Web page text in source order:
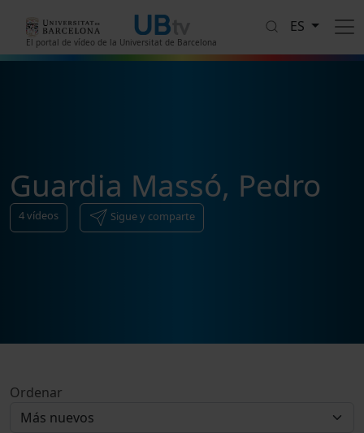
El portal de vídeo de la Universitat de Barcelona
ES
Guardia Massó, Pedro
4vídeos Sigue y comparte
Ordenar